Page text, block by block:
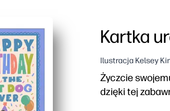
Kartka
Ilustracja Kelsey
Życzcie
dzięki tej